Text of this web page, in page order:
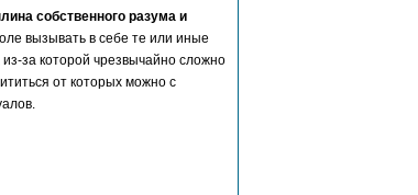
собственного разума и
вызывать в себе те или иные
за которой чрезвычайно сложно
от которых можно с